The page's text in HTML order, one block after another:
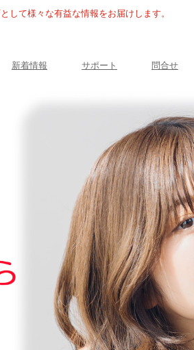
して様々な有益な情報をお届けします。
新着情報 サポート 問合せ